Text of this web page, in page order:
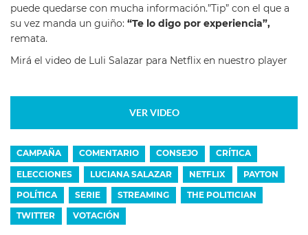
puede quedarse con mucha información.”Tip” con el que a
su vez manda un guiño: “Te lo digo por experiencia”,
remata.
Mirá el video de Luli Salazar para Netflix en nuestro player
VER VIDEO
CAMPAÑA COMENTARIO CONSEJO CRÍTICA
ELECCIONES LUCIANA SALAZAR NETFLIX PAYTON
POLÍTICA SERIE STREAMING THE POLITICIAN
TWITTER VOTACIÓN